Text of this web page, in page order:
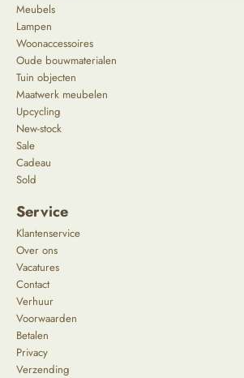
Meubels
Lampen
Woonaccessoires
Oude bouwmaterialen
Tuin objecten
Maatwerk meubelen
Upcycling
New-stock
Sale
Cadeau
Sold
Service
Klantenservice
Over ons
Vacatures
Contact
Verhuur
Voorwaarden
Betalen
Privacy
Verzending